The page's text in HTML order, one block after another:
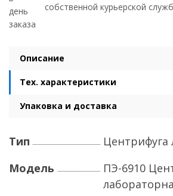
собственной курьерской
Описание
Тех. характеристики
Упаковка и доставка
Тип
Центрифуга
Модель
ПЭ-6910